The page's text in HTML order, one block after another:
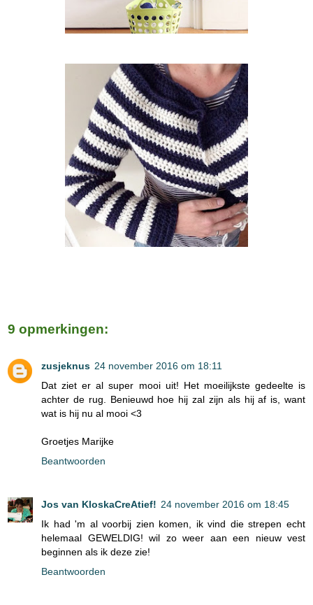
9 opmerkingen:
zusjeknus 24 november 2016 om 18:11
Dat ziet er al super mooi uit! Het moeilijkste gedeelte is
achter de rug. Benieuwd hoe hij zal zijn als hij af is, want
wat is hij nu al mooi <3
Groetjes Marijke
Beantwoorden
Jos van KloskaCreAtief! 24 november 2016 om 18:45
Ik had 'm al voorbij zien komen, ik vind die strepen echt
helemaal GEWELDIG! wil zo weer aan een nieuw vest
beginnen als ik deze zie!
Beantwoorden